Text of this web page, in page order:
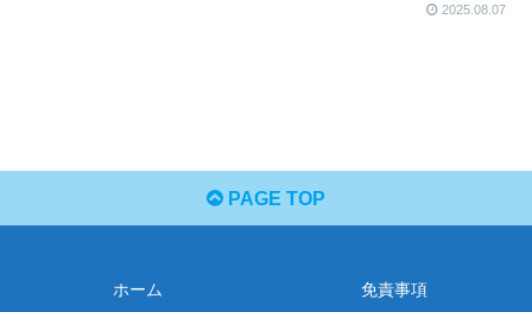
2025.08.07
PAGE TOP
ホーム
免責事項